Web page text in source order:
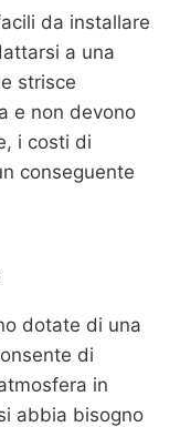
da installare
a una
strisce
e non devono
i costi di
conseguente
dotate di una
di
in
abbia bisogno